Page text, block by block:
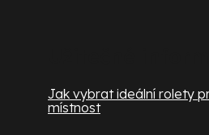
Jak vybrat ideální rolety
místnost